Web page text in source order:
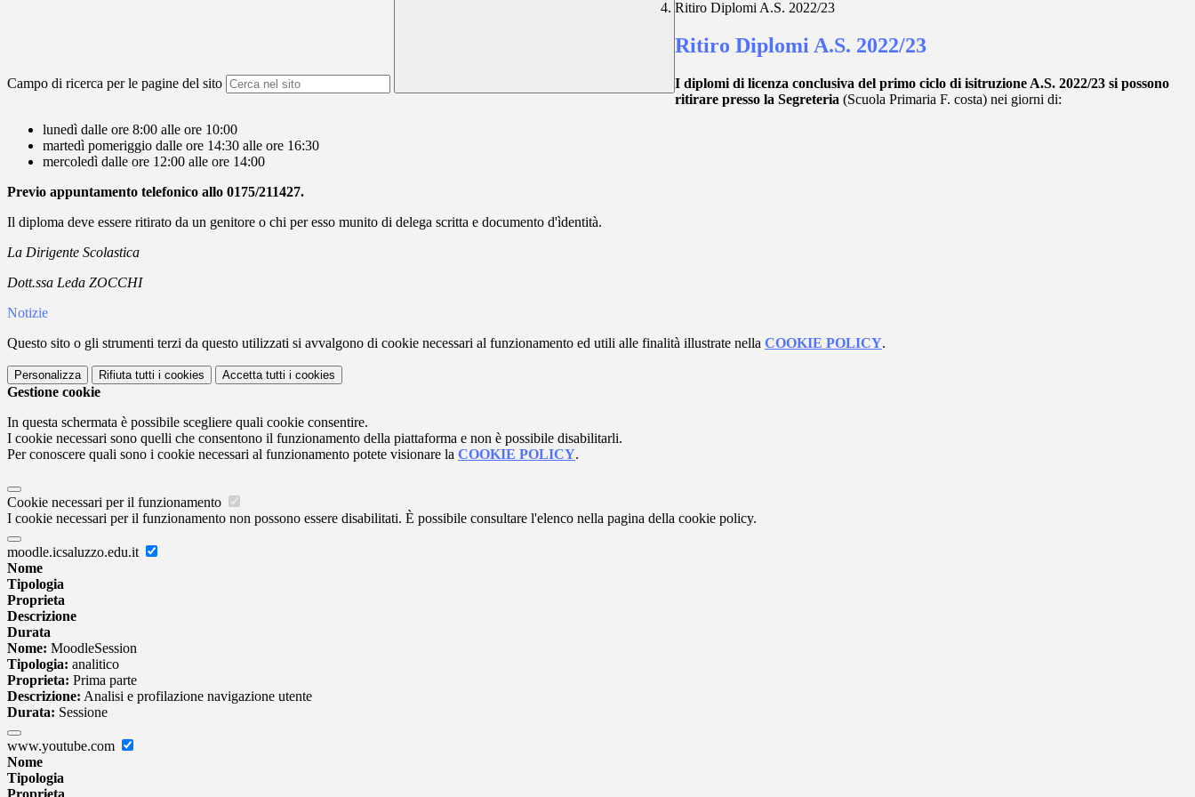
Campo di ricerca per le pagine del sito
Ritiro Diplomi A.S. 2022/23
Ritiro Diplomi A.S. 2022/23
I diplomi di licenza conclusiva del primo ciclo di isitruzione A.S. 2022/23 si possono
ritirare presso la Segreteria (Scuola Primaria F. costa) nei giorni di:
lunedì dalle ore 8:00 alle ore 10:00
martedì pomeriggio dalle ore 14:30 alle ore 16:30
mercoledì dalle ore 12:00 alle ore 14:00
Previo appuntamento telefonico allo 0175/211427.
Il diploma deve essere ritirato da un genitore o chi per esso munito di delega scritta e documento d'ìdentità.
La Dirigente Scolastica
Dott.ssa Leda ZOCCHI
Notizie
Questo sito o gli strumenti terzi da questo utilizzati si avvalgono di cookie necessari al funzionamento ed utili alle finalità illustrate nella COOKIE POLICY.
Personalizza Rifiuta tutti i cookies Accetta tutti i cookies
Gestione cookie
In questa schermata è possibile scegliere quali cookie consentire.
I cookie necessari sono quelli che consentono il funzionamento della piattaforma e non è possibile disabilitarli.
Per conoscere quali sono i cookie necessari al funzionamento potete visionare la COOKIE POLICY.
Cookie necessari per il funzionamento
I cookie necessari per il funzionamento non possono essere disabilitati. È possibile consultare l'elenco nella pagina della cookie policy.
moodle.icsaluzzo.edu.it
Nome
Tipologia
Proprieta
Descrizione
Durata
Nome: MoodleSession
Tipologia: analitico
Proprieta: Prima parte
Descrizione: Analisi e profilazione navigazione utente
Durata: Sessione
www.youtube.com
Nome
Tipologia